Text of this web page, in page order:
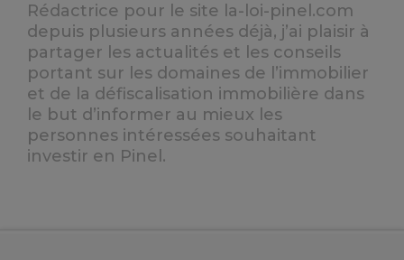
Rédactrice pour le site la-loi-pinel.com
depuis plusieurs années déjà, j’ai plaisir à
partager les actualités et les conseils
portant sur les domaines de l’immobilier
et de la défiscalisation immobilière dans
le but d’informer au mieux les
personnes intéressées souhaitant
investir en Pinel.